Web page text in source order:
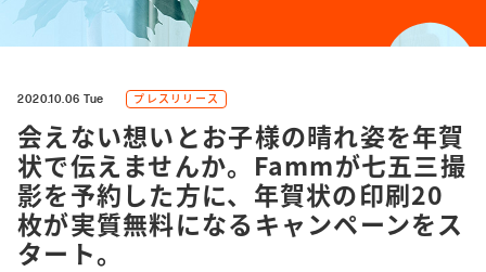
2020.10.06 Tue プレスリリース
会えない想いとお子様の晴れ姿を年賀
状で伝えませんか。Fammが七五三撮
影を予約した方に、年賀状の印刷20
枚が実質無料になるキャンペーンをス
タート。